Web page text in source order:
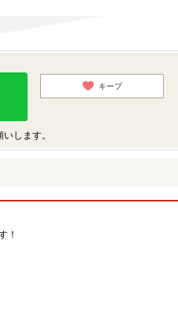
キープ
します。
！